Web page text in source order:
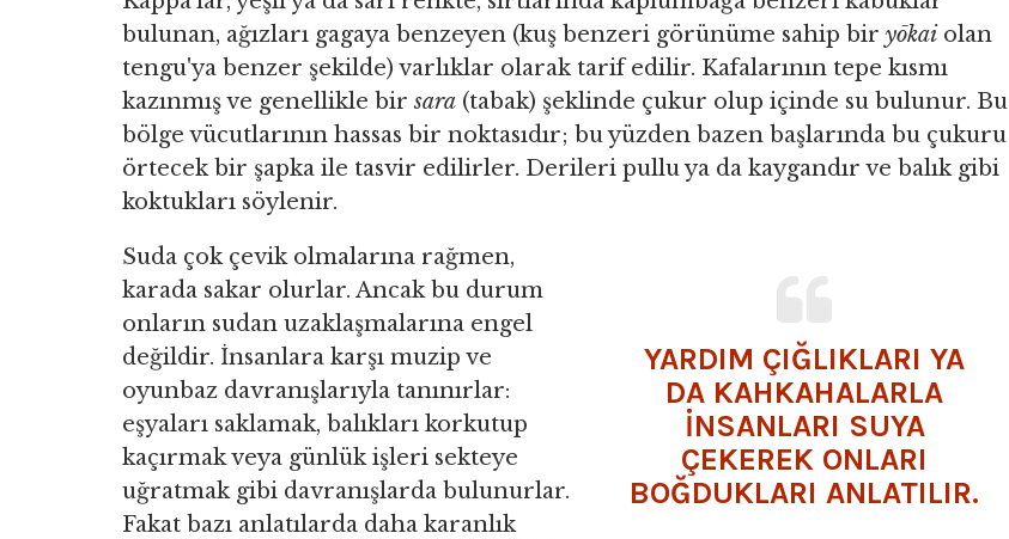
bulunan, ağızları gagaya benzeyen (kuş benzeri görünüme sahip bir yōkaiolan
tengu'ya benzer şekilde) varlıklar olarak tarif edilir. Kafalarının tepe kısmı
kazınmış ve genellikle birsara (tabak) şeklinde çukur olup içinde su bulunur. Bu
bölge vücutlarının hassas bir noktasıdır; bu yüzden bazen başlarında bu çukuru
örtecek bir şapka ile tasvir edilirler. Derileri pullu ya da kaygandır ve balık gibi
koktukları söylenir.
YARDIM ÇIĞLIKLARI YA
DA KAHKAHALARLA
INSANLARI SUYA
ÇEKEREK ONLARI
BOĞDUKLARI ANLATILIR.
Suda çok çevik olmalarına rağmen,
karada sakar olurlar. Ancak bu durum
onların sudan uzaklaşmalarına engel
değildir. İnsanlara karşı muzip ve
oyunbaz davranışlarıyla tanınırlar:
eşyaları saklamak, balıkları korkutup
kaçırmak veya günlük işleri sekteye
uğratmak gibi davranışlarda bulunurlar.
Fakat bazı anlatılarda daha karanlık